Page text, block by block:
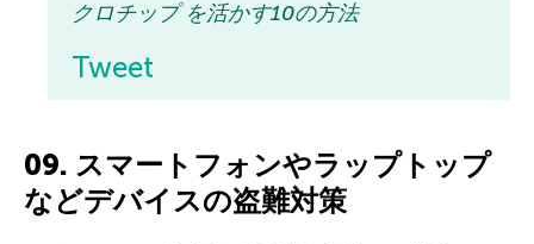
クロチップ を活かす10の方法
Tweet
09. スマートフォンやラップトップ
などデバイスの盗難対策